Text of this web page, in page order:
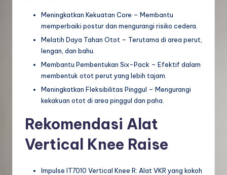
Meningkatkan Kekuatan Core – Membantu
memperbaiki postur dan mengurangi risiko cedera.
Melatih Daya Tahan Otot – Terutama di area perut,
lengan, dan bahu.
Membantu Pembentukan Six-Pack – Efektif dalam
membentuk otot perut yang lebih tajam.
Meningkatkan Fleksibilitas Pinggul – Mengurangi
kekakuan otot di area pinggul dan paha.
Rekomendasi Alat
Vertical Knee Raise
Impulse IT7010 Vertical Knee R: Alat VKR yang kokoh